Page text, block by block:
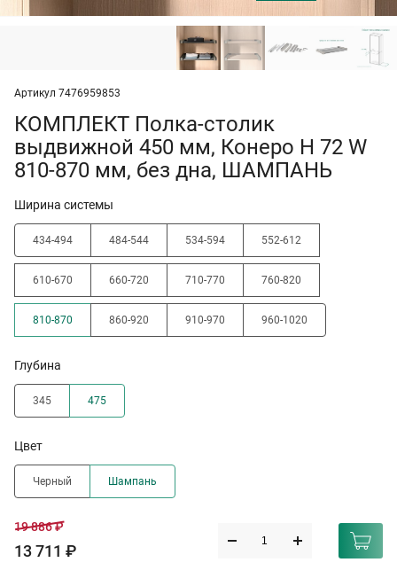
Артикул 7476959853
КОМПЛЕКТ Полка-столик
выдвижной 450 мм, Конеро H 72 W
810-870 мм, без дна, ШАМПАНЬ
Ширина системы
434-494 484-544 534-594 552-612
610-670 660-720 710-770 760-820
810-870 860-920 910-970 960-1020
Глубина
345 475
Цвет
Черный Шампань
19 886 ₽
13 711 ₽